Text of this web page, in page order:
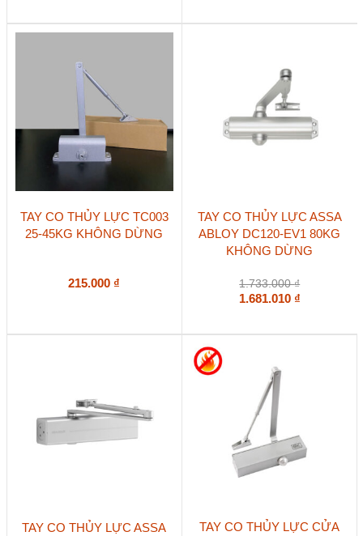
TAY CO THỦY LỰC TC003
25-45KG KHÔNG DỪNG
215.000 ₫
TAY CO THỦY LỰC ASSA
ABLOY DC120-EV1 80KG
KHÔNG DỪNG
1.733.000₫
1.681.010 ₫
TAY CO THỦY LỰC ASSA
TAY CO THỦY LỰC CỬA